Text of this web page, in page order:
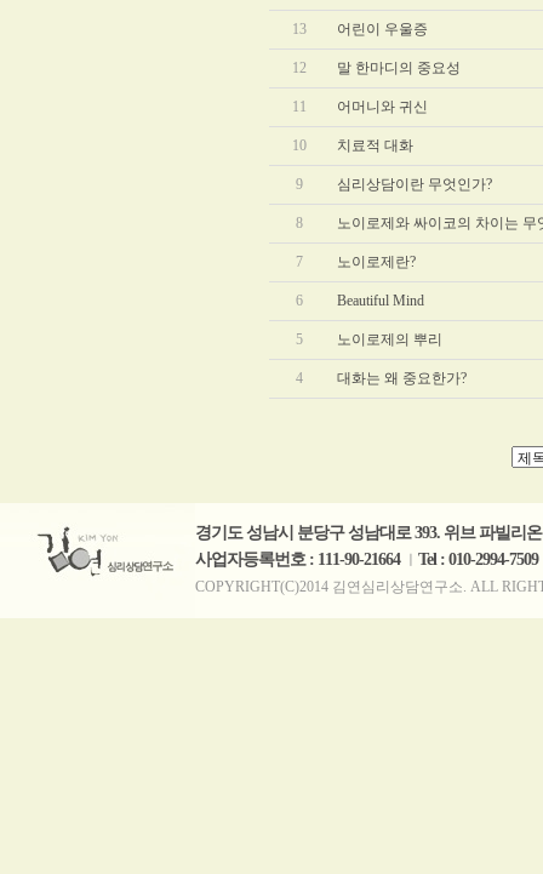
13 어린이 우울증
12 말 한마디의 중요성
11 어머니와 귀신
10 치료적 대화
9 심리상담이란 무엇인가?
8 노이로제와 싸이코의 차이는 무
7 노이로제란?
6 Beautiful Mind
5 노이로제의 뿌리
4 대화는 왜 중요한가?
경기도 성남시 분당구 성남대로 393. 위브 파빌리온
사업자등록번호 : 111-90-21664
Tel : 010-2994-7509
COPYRIGHT(C)2014 김연심리상담연구소. ALL